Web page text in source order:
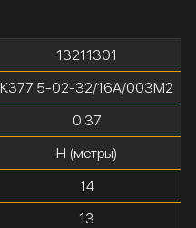
13211301
К377 5-02-32/16А/003М2
0.37
H (метры)
14
13